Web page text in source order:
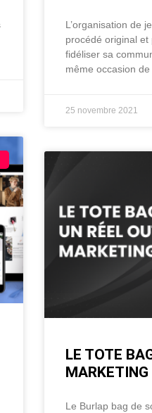
L’organisation de
procédé original
fidéliser sa
même occasion
25 novembre 2021
LE TOTE
MARKETING
Le Burlap bag de